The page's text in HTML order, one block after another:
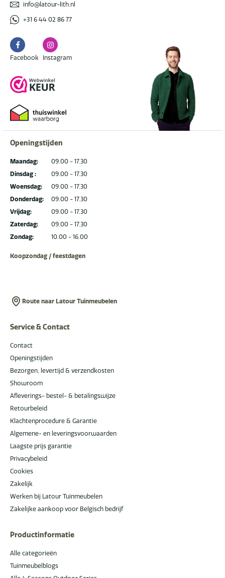
info@latour-lith.nl
+31 6 44 02 86 77
Facebook
Facebook
Instagram
Instagram
Openingstijden
Maandag:
Dinsdag :
Woensdag:
Donderdag:
Vrijdag:
Zaterdag:
Zondag:
09.00 - 17.30
09.00 - 17.30
09.00 - 17.30
09.00 - 17.30
09.00 - 17.30
09.00 - 17.30
10.00 - 16.00
Koopzondag / feestdagen
Route naar Latour Tuinmeubelen
Service & Contact
Contact
Openingstijden
Bezorgen, levertijd & verzendkosten
Showroom
Afleverings- bestel- & betalingswijze
Retourbeleid
Klachtenprocedure & Garantie
Algemene- en leveringsvoorwaarden
Laagste prijs garantie
Privacybeleid
Cookies
Zakelijk
Werken bij Latour Tuinmeubelen
Zakelijke aankoop voor Belgisch bedrijf
Productinformatie
Alle categorieën
Tuinmeubelblogs